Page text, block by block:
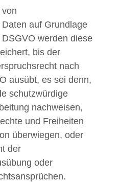
auf Grundlage
werden diese
bis der
nach
ausübt, es sei denn,
schutzwürdige
nachweisen,
und Freiheiten
überwiegen, oder
der
oder